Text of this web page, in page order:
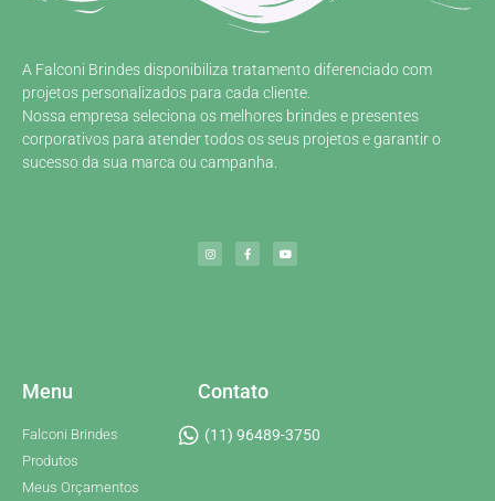
A Falconi Brindes disponibiliza tratamento diferenciado com
projetos personalizados para cada cliente.
Nossa empresa seleciona os melhores brindes e presentes
corporativos para atender todos os seus projetos e garantir o
sucesso da sua marca ou campanha.
Menu
Falconi Brindes
Produtos
Meus Orçamentos
Contato
(11) 96489-3750